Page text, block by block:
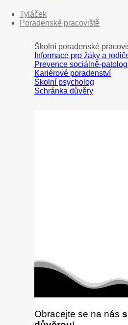
Tyláček
Poradenské pracoviště
Školní poradenské
Informace pro žáky a
Prevence sociálně-
Kariérové poradenství
Školní psycholog
Schránka důvěry
Obracejte se na nás s